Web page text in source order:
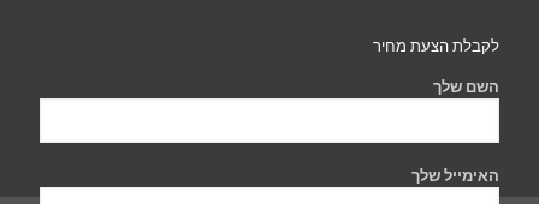
לקבלת הצעת מחיר
השם שלך
האימייל שלך